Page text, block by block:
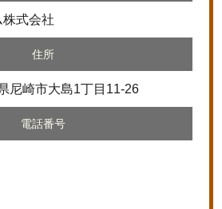
式会社
住所
尼崎市大島1丁目11-26
電話番号